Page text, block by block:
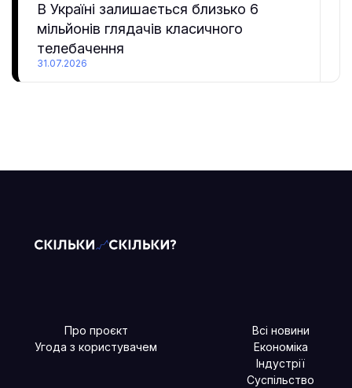
В Україні залишається близько 6
мільйонів глядачів класичного
телебачення
31.07.2026
Про проєкт
Угода з користувачем
Всі новини
Економіка
Індустрії
Суспільство